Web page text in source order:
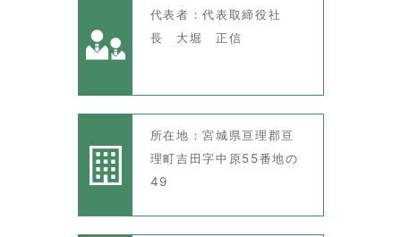
代表者：代表取締役社
長 大堀 正信
所在地：宮城県亘理郡亘
理町吉田字中原55番地の
49